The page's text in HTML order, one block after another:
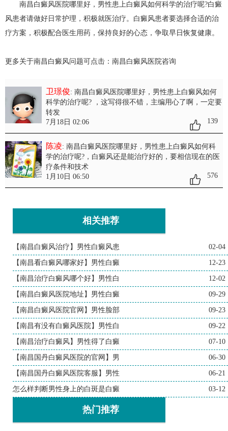
南昌白癜风医院哪里好，男性患上白癜风如何科学的治疗呢?白癜
风患者请做好日常护理，积极就医治疗。白癜风患者要选择合适的治
疗方案，积极配合医生用药，保持良好的心态，争取早日恢复健康。
更多关于南昌白癜风问题可点击： 南昌白癜风医院咨询
卫璟俊: 南昌白癜风医院哪里好，男性患上白癜风如何
科学的治疗呢?
，这写得很不错，主编用心了啊，一定要
转发
7月18日 02:06
139
陈凌: 南昌白癜风医院哪里好，男性患上白癜风如何科
学的治疗呢? ，白癜风还是能治疗好的，要相信现在的医
疗条件和技术
1月10日 06:50
576
相关推荐
【南昌白癜风治疗】男性白癜风患 02-04
【南昌看白癜风哪家好】男性白癜 12-23
【南昌治疗白癜风哪个好】男性白 12-02
【南昌白癜风医院地址】男性白癜 09-29
【南昌白癜风医院官网】男性脸部 09-23
【南昌有没有白癜风医院】男性白 09-22
【南昌治疗白癜风】男性得了白癜 07-10
【南昌国丹白癜风医院的官网】男 06-30
【南昌国丹白癜风医院客服】男性 06-21
怎么样判断男性身上的白斑是白癜 03-12
热门推荐